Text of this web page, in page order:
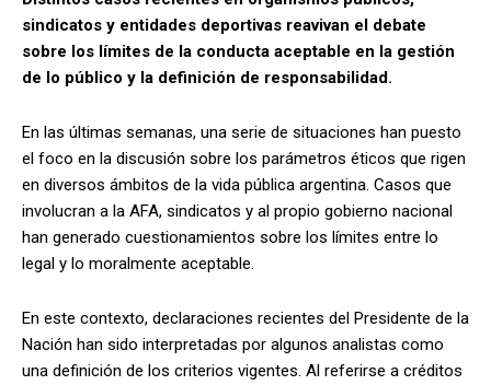
sindicatos y entidades deportivas reavivan el debate
sobre los límites de la conducta aceptable en la gestión
de lo público y la definición de responsabilidad.
En las últimas semanas, una serie de situaciones han puesto
el foco en la discusión sobre los parámetros éticos que rigen
en diversos ámbitos de la vida pública argentina. Casos que
involucran a la AFA, sindicatos y al propio gobierno nacional
han generado cuestionamientos sobre los límites entre lo
legal y lo moralmente aceptable.
En este contexto, declaraciones recientes del Presidente de la
Nación han sido interpretadas por algunos analistas como
una definición de los criterios vigentes. Al referirse a créditos